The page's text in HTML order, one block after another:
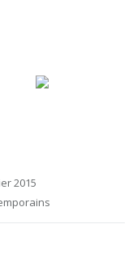
2015